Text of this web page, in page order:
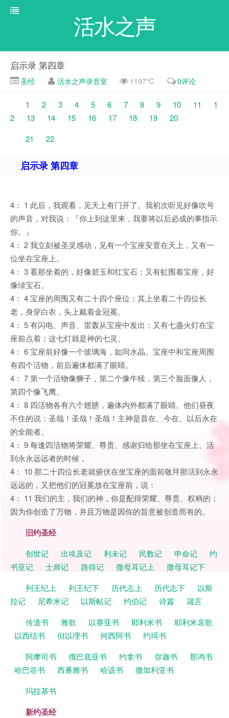
活水之声
启示录 第四章
圣经 活水之声录音室 1197℃ 0评论
1 2 3 4 5 6 7 8 9 10 11
1
2
13 14 15 16 17 18 19
20
21
22
启示录 第四章
4： 1 此后，我观看，见天上有门开了。我初次听见好像吹号
的声音，对我说：『你上到这里来，我要将以后必成的事指示
你。』
4： 2 我立刻被圣灵感动，见有一个宝座安置在天上，又有一
位坐在宝座上。
4： 3 看那坐着的，好像碧玉和红宝石；又有虹围着宝座，好
像绿宝石。
4： 4 宝座的周围又有二十四个座位；其上坐着二十四位长
老，身穿白衣，头上戴着金冠冕。
4： 5 有闪电、声音、雷轰从宝座中发出；又有七盏火灯在宝
座前点着；这七灯就是神的七灵。
4： 6 宝座前好像一个玻璃海，如同水晶。宝座中和宝座周围
有四个活物，前后遍体都满了眼睛。
4： 7 第一个活物像狮子，第二个像牛犊，第三个脸面像人，
第四个像飞鹰。
4： 8 四活物各有六个翅膀，遍体内外都满了眼睛。他们昼夜
不住的说：圣哉！圣哉！圣哉！主神是昔在、今在、以后永在
的全能者。
4： 9 每逢四活物将荣耀、尊贵、感谢归给那坐在宝座上、活
到永永远远者的时候，
4： 10 那二十四位长老就俯伏在坐宝座的面前敬拜那活到永永
远远的，又把他们的冠冕放在宝座前，说：
4： 11 我们的主，我们的神，你是配得荣耀、尊贵、权柄的；
因为你创造了万物，并且万物是因你的旨意被创造而有的。
旧约圣经
创世记 出埃及记 利未记 民数记 申命记
约
书亚记
士师记 路得记 撒母耳记上
撒母耳记下
列王纪上
列王纪下 历代志上 历代志下
以斯
拉记
尼希米记 以斯帖记 约伯记 诗篇
箴言
传道书
雅歌 以赛亚书 耶利米书
耶利米哀歌
以西结书
但以理书 何西阿书
约珥书
阿摩司书
俄巴底亚书 约拿书 弥迦书
那鸿书
哈巴谷书
西番雅书 哈该书
撒加利亚书
玛拉基书
新约圣经